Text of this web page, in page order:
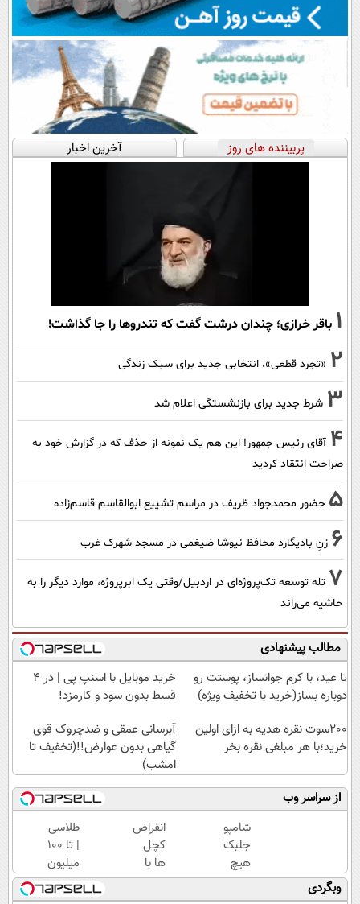
پربیننده های روز آخرین اخبار
1 باقر خرازی؛ چندان درشت گفت که تندروها را جا گذاشت!
2 «تجرد قطعی»، انتخابی جدید برای سبک زندگی
3 شرط جدید برای بازنشستگی اعلام شد
4 آقای رئیس جمهور! این هم یک نمونه از حذف که در گزارش خود به
صراحت انتقاد کردید
5 حضور محمدجواد ظریف در مراسم تشییع ابوالقاسم قاسم‌زاده
6 زنِ بادیگارد محافظ نیوشا ضیغمی در مسجد شهرک غرب
7 تله توسعه تک‌پروژه‌ای در اردبیل/وقتی یک ابرپروژه، موارد دیگر را به
حاشیه می‌راند
مطالب پیشنهادی
تا عید، با کرم جوانساز، پوستت رو
دوباره بساز(خرید با تخفیف ویژه)
خرید موبایل با اسنپ پی | در ۴
قسط بدون سود و کارمزد!
200سوت نقره هدیه به ازای اولین
خرید؛با هر مبلغی نقره بخر
آبرسانی عمقی و ضدچروک قوی
گیاهی بدون عوارض!!(تخفیف تا
امشب)
از سراسر وب
شامپو
جلبک
هیچ
جای
خالی
انقراض
کچل
ها با
این
پک
طلاسی
| تا 100
میلیون
وام
آنی
وبگردی